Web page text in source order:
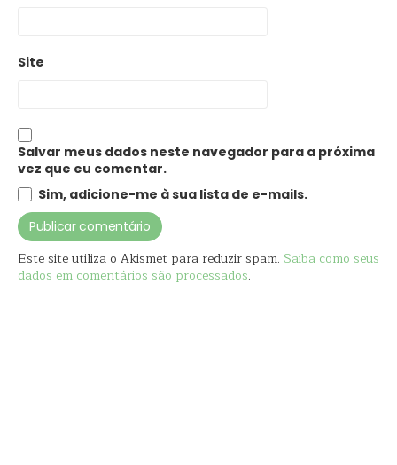
Site
Salvar meus dados neste navegador para a próxima
vez que eu comentar.
Sim, adicione-me à sua lista de e-mails.
Este site utiliza o Akismet para reduzir spam. Saiba como seus
dados em comentários são processados.